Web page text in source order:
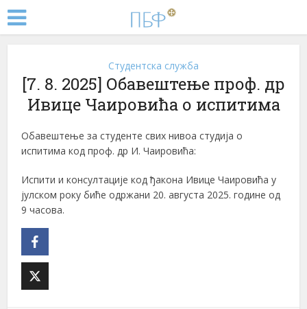
Студентска служба
[7. 8. 2025] Обавештење проф. др
Ивице Чаировића о испитима
Обавештење за студенте свих нивоа студија о
испитима код проф. др И. Чаировића:
Испити и консултације код ђакона Ивице Чаировића у
јулском року биће одржани 20. августа 2025. године од
9 часова.